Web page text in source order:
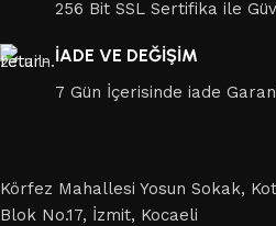
256 Bit SSL Sertifika ile
İADE VE DEĞİŞİM
7 Gün İçerisinde iade
Körfez Mahallesi Yosun Sokak,
Blok No.17, İzmit, Kocaeli